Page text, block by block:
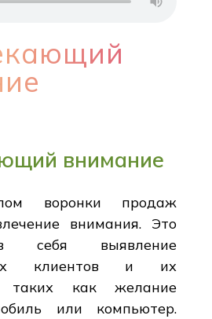
внимание
воронки продаж
внимания. Это
себя выявление
клиентов и их
таких как желание
или компьютер.